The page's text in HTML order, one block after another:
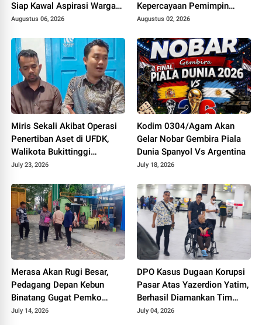
Siap Kawal Aspirasi Warga
ABTB
Augustus 06, 2026
Kepercayaan Pemimpin
Daerah Bukittinggi
Augustus 02, 2026
Miris Sekali Akibat Operasi
Penertiban Aset di UFDK,
Walikota Bukittinggi
dilaporkan ke Polisi
July 23, 2026
Kodim 0304/Agam Akan
Gelar Nobar Gembira Piala
Dunia Spanyol Vs Argentina
July 18, 2026
Merasa Akan Rugi Besar,
Pedagang Depan Kebun
Binatang Gugat Pemko
Bukittinggi ke Pengadilan
July 14, 2026
DPO Kasus Dugaan Korupsi
Pasar Atas Yazerdion Yatim,
Berhasil Diamankan Tim
Intelijen Kejaksaan Agung RI
July 04, 2026